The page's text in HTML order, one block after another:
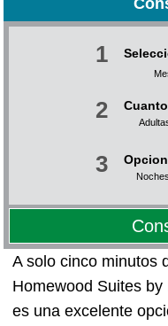
1
2
3
A solo cinco minutos
Homewood Suites
es una excelente